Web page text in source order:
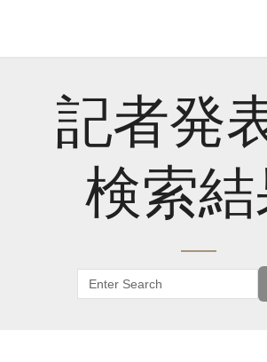
記者発
検索